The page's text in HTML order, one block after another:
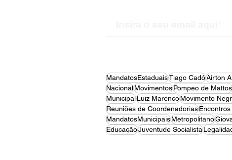
MandatosEstaduaisTiago CadóAirton
NacionalMovimentosPompeo de Mattos
MunicipalLuiz MarencoMovimento
Reuniões de Coordenadorias
MandatosMunicipaisMetropolitano
EducaçãoJuventude Socialista